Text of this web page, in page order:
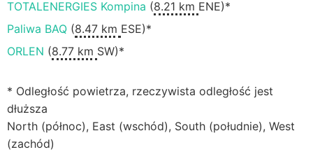
TOTALENERGIES Kompina (8.21 km ENE)*
Paliwa BAQ (8.47 km ESE)*
ORLEN (8.77 km SW)*
* Odległość powietrza, rzeczywista odległość jest
dłuższa
North (północ), East (wschód), South (południe), West
(zachód)